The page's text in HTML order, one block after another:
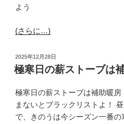
よう
(さらに…)
投
稿
日:
2025年12月28日
極寒日の薪ストーブは
極寒日の薪ストーブは補助暖
まないとブラックリストよ！
で、きのうは今シーズン一番